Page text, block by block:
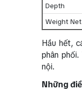
Depth
Weight Net
Hầu hết,
phân
nội.
Những